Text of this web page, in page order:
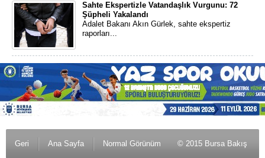
Sahte Ekspertizle Vatandaşlık Vurgunu: 72
Şüpheli Yakalandı
Adalet Bakanı Akın Gürlek, sahte ekspertiz
raporları...
Geri Ana Sayfa Normal Görünüm © 2015 Bursa Bakış